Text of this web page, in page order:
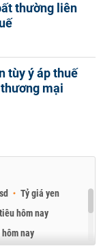
thường liên
tùy ý áp thuế
mại
Tỷ giá yen
hôm nay
nay